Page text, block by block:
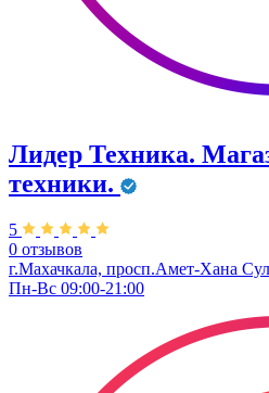
Лидер Техника.
техники.
5
0 отзывов
г.Махачкала, просп.Амет-Хана
Пн-Вс 09:00-21:00